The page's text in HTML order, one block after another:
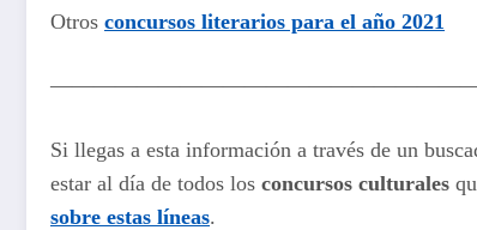
Otros concursos literarios para el año 2021
Si llegas a esta información a través de un
estar al día de todos los concursos culturales
sobre estas líneas.